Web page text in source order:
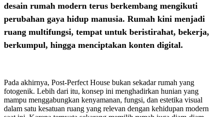
desain rumah modern terus berkembang mengikuti
perubahan gaya hidup manusia. Rumah kini menjadi
ruang multifungsi, tempat untuk beristirahat, bekerja,
berkumpul, hingga menciptakan konten digital.
Pada akhirnya, Post-Perfect House bukan sekadar rumah yang
fotogenik. Lebih dari itu, konsep ini menghadirkan hunian yang
mampu menggabungkan kenyamanan, fungsi, dan estetika visual
dalam satu kesatuan ruang yang relevan dengan kehidupan modern